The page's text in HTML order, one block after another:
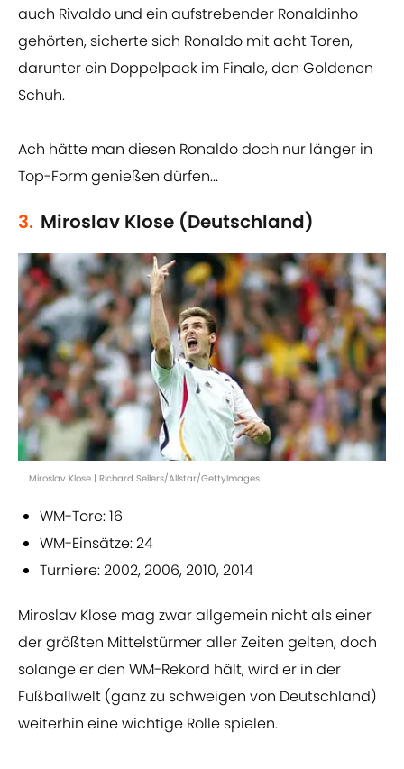
auch Rivaldo und ein aufstrebender Ronaldinho
gehörten, sicherte sich Ronaldo mit acht Toren,
darunter ein Doppelpack im Finale, den Goldenen
Schuh.
Ach hätte man diesen Ronaldo doch nur länger in
Top-Form genießen dürfen...
3. Miroslav Klose (Deutschland)
Miroslav Klose | Richard Sellers/Allstar/GettyImages
WM-Tore: 16
WM-Einsätze: 24
Turniere: 2002, 2006, 2010, 2014
Miroslav Klose mag zwar allgemein nicht als einer
der größten Mittelstürmer aller Zeiten gelten, doch
solange er den WM-Rekord hält, wird er in der
Fußballwelt (ganz zu schweigen von Deutschland)
weiterhin eine wichtige Rolle spielen.